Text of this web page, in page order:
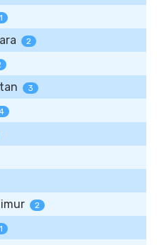
2
3
2
1